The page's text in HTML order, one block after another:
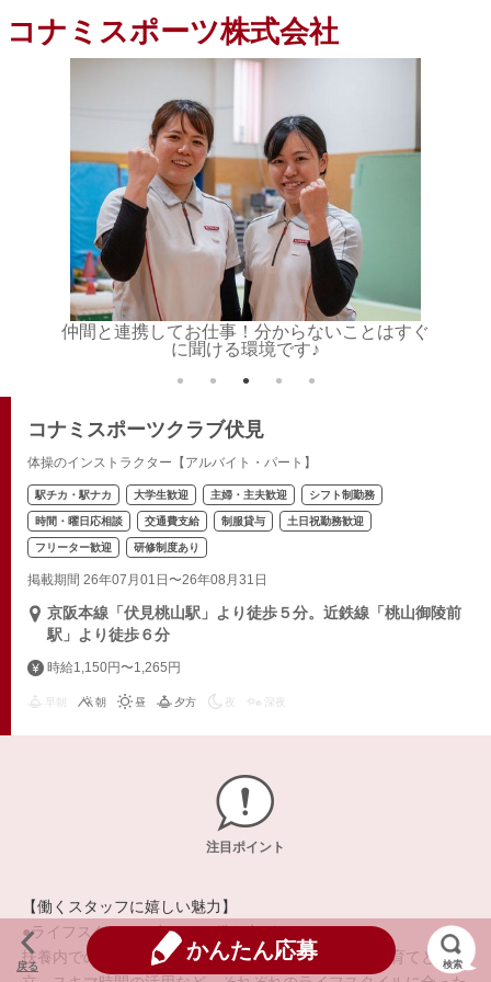
コナミスポーツ株式会社
仲間と連携してお仕事！分からないことはすぐ
に聞ける環境です♪
コナミスポーツクラブ伏見
体操のインストラクター【アルバイト・パート】
駅チカ・駅ナカ 大学生歓迎 主婦・主夫歓迎 シフト制勤務
時間・曜日応相談 交通費支給 制服貸与 土日祝勤務歓迎
フリーター歓迎 研修制度あり
掲載期間 26年07月01日〜26年08月31日
京阪本線「伏見桃山駅」より徒歩５分。近鉄線「桃山御陵前
駅」より徒歩６分
時給1,150円〜1,265円
朝 昼 夕方 夜 深夜
注目ポイント
【働くスタッフに嬉しい魅力】
●ライフスタイルに合わせた働き方ができる●
扶養内での勤務、正社員や自営業との兼業、学校や子育てとの両
戻る
かんたん応募
検索